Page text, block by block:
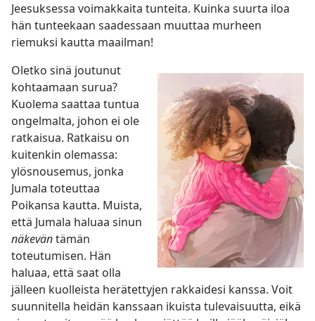
Jeesuksessa voimakkaita tunteita. Kuinka suurta iloa
hän tunteekaan saadessaan muuttaa murheen
riemuksi kautta maailman!
Oletko sinä joutunut
kohtaamaan surua?
Kuolema saattaa tuntua
ongelmalta, johon ei ole
ratkaisua. Ratkaisu on
kuitenkin olemassa:
ylösnousemus, jonka
Jumala toteuttaa
Poikansa kautta. Muista,
että Jumala haluaa sinun
näkeväntämän
toteutumisen. Hän
haluaa, että saat olla
jälleen kuolleista herätettyjen rakkaidesi kanssa. Voit
suunnitella heidän kanssaan ikuista tulevaisuutta, eikä